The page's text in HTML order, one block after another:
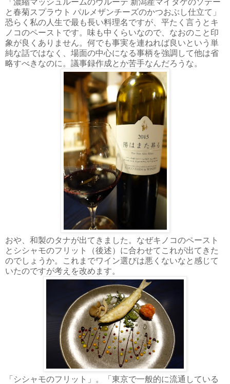
と春菊スプラウト パルメザンチーズのかつおぶし仕立て」
恐らく私の人生で最も長い料理名ですが、平たく言うとキ
ノコのペーストです。味も中くらいなので、なおのこと印
象が良くありません。何でも事実を連ねれば良いという単
純な話ではなく、場面の中心になる事柄を強調して他は省
略すべきなのに。議事録作成とか苦手なんだろうな。
おや、和製のタナが出てきました。なぜキノコのペースト
とシシャモのフリット（後述）に合わせてこれが出てきた
のでしょうか。これまでワイン選びは悪くないなと感じて
いたのですが考えを改めます。
「シシャモのフリット」。「東京で一般的に流通している